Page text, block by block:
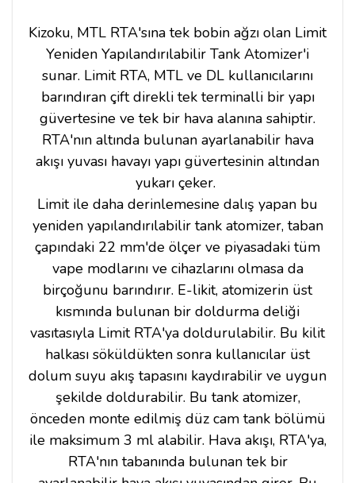
Kizoku, MTL RTA'sına tek bobin ağzı olan Limit
Yeniden Yapılandırılabilir Tank Atomizer'i
sunar. Limit RTA, MTL ve DL kullanıcılarını
barındıran çift direkli tek terminalli bir yapı
güvertesine ve tek bir hava alanına sahiptir.
RTA'nın altında bulunan ayarlanabilir hava
akışı yuvası havayı yapı güvertesinin altından
yukarı çeker.
Limit ile daha derinlemesine dalış yapan bu
yeniden yapılandırılabilir tank atomizer, taban
çapındaki 22 mm'de ölçer ve piyasadaki tüm
vape modlarını ve cihazlarını olmasa da
birçoğunu barındırır. E-likit, atomizerin üst
kısmında bulunan bir doldurma deliği
vasıtasıyla Limit RTA'ya doldurulabilir. Bu kilit
halkası söküldükten sonra kullanıcılar üst
dolum suyu akış tapasını kaydırabilir ve uygun
şekilde doldurabilir. Bu tank atomizer,
önceden monte edilmiş düz cam tank bölümü
ile maksimum 3 ml alabilir. Hava akışı, RTA'ya,
RTA'nın tabanında bulunan tek bir